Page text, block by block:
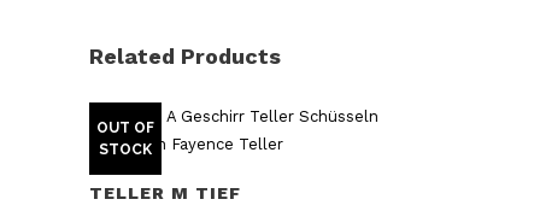
Related Products
OUT OF
STOCK
TELLER M TIEF